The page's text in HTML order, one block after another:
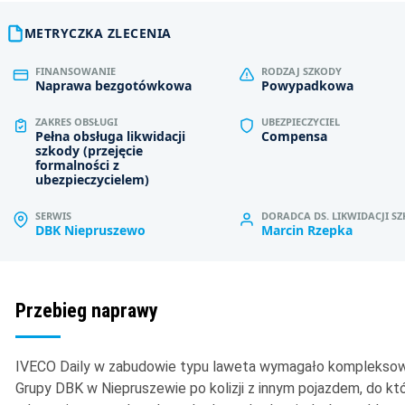
METRYCZKA ZLECENIA
FINANSOWANIE
Naprawa bezgotówkowa
RODZAJ SZKODY
Powypadkowa
ZAKRES OBSŁUGI
Pełna obsługa likwidacji
szkody (przejęcie
formalności z
ubezpieczycielem)
UBEZPIECZYCIEL
Compensa
SERWIS
DBK Niepruszewo
DORADCA DS. LIKWIDACJI
Marcin Rzepka
Przebieg naprawy
IVECO Daily w zabudowie typu laweta wymagało
Grupy DBK w Niepruszewie po kolizji z innym pojazdem, do